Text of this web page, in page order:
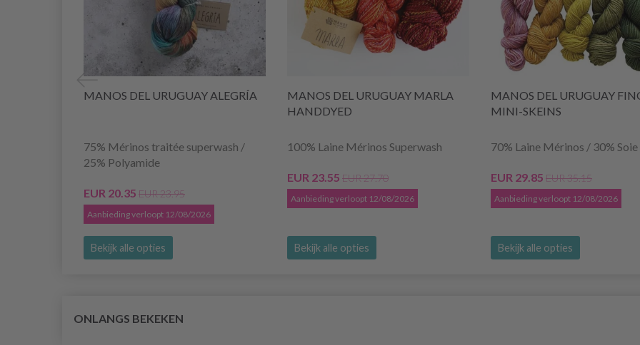
MANOS DEL URUGUAY ALEGRÍA
75% Mérinos traitée superwash /
25% Polyamide
EUR 20.35 EUR 23.95
Aanbieding verloopt 12/08/2026
Bekijk alle opties
MANOS DEL URUGUAY MARLA
HANDDYED
100% Laine Mérinos Superwash
EUR 23.55 EUR 27.70
Aanbieding verloopt 12/08/2026
Bekijk alle opties
MANOS DEL URUGUAY
MINI-SKEINS
70% Laine Mérinos / 30% Soie
EUR 29.85 EUR 35.15
Aanbieding verloopt 12/08/2026
Bekijk alle opties
ONLANGS BEKEKEN